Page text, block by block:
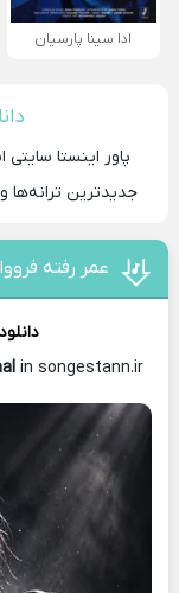
ادا سینا پارسیان
پاور اینستا
جدیدترین
عمر رفته
in songestann.ir